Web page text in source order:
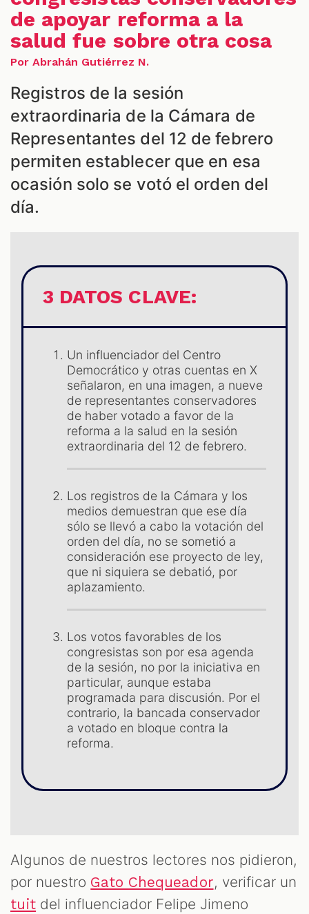
de apoyar reforma a la
salud fue sobre otra cosa
Por Abrahán Gutiérrez N.
Registros de la sesión
extraordinaria de la Cámara de
Representantes del 12 de febrero
permiten establecer que en esa
ocasión solo se votó el orden del
día.
3 DATOS CLAVE:
Un influenciador del Centro
Democrático y otras cuentas en X
señalaron, en una imagen, a nueve
de representantes conservadores
de haber votado a favor de la
reforma a la salud en la sesión
extraordinaria del 12 de febrero.
Los registros de la Cámara y los
medios demuestran que ese día
sólo se llevó a cabo la votación del
orden del día, no se sometió a
consideración ese proyecto de ley,
que ni siquiera se debatió, por
aplazamiento.
Los votos favorables de los
congresistas son por esa agenda
de la sesión, no por la iniciativa en
particular, aunque estaba
programada para discusión. Por el
contrario, la bancada conservador
a votado en bloque contra la
reforma.
Algunos de nuestros lectores nos pidieron,
por nuestro Gato Chequeador, verificar un
tuit del influenciador Felipe Jimeno